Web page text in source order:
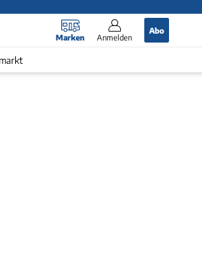
Marken Anmelden
Abo